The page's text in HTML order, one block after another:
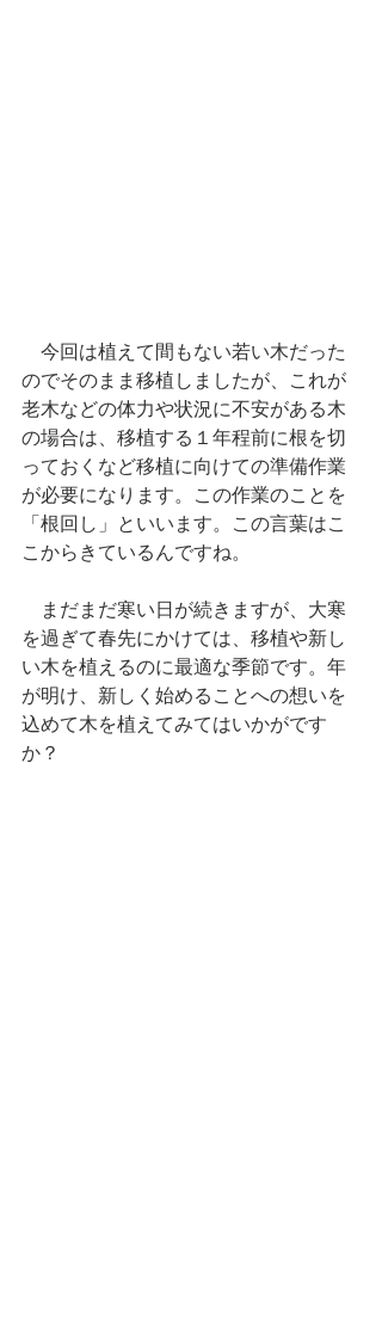
今回は植えて間もない若い木だった
のでそのまま移植しましたが、これが
老木などの体力や状況に不安がある木
の場合は、移植する１年程前に根を切
っておくなど移植に向けての準備作業
が必要になります。この作業のことを
「根回し」といいます。この言葉はこ
こからきているんですね。
まだまだ寒い日が続きますが、大寒
を過ぎて春先にかけては、移植や新し
い木を植えるのに最適な季節です。年
が明け、新しく始めることへの想いを
込めて木を植えてみてはいかがです
か？